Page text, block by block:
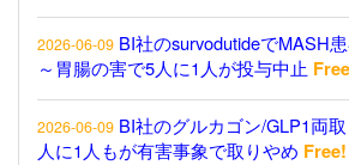
2026-06-09 BI社のsurvodutideでMASH
～胃腸の害で5人に1人が投与中止
2026-06-09 BI社のグルカゴン/GLP1両
人に1人もが有害事象で取りやめ Free!